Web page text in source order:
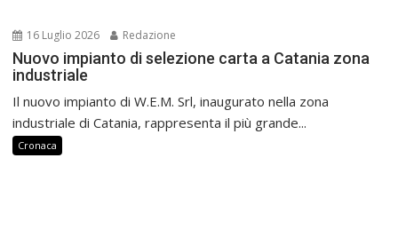
16 Luglio 2026 Redazione
Nuovo impianto di selezione carta a Catania zona
industriale
Il nuovo impianto di W.E.M. Srl, inaugurato nella zona
industriale di Catania, rappresenta il più grande...
Cronaca